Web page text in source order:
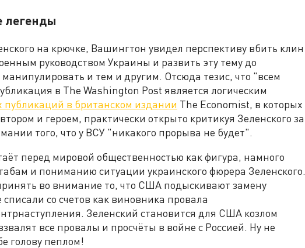
легенды
на крючке, Вашингтон увидел перспективу вбить клин
руководством Украины и развить эту тему до
и тем и другим. Отсюда тезис, что "всем
в The Washington Post является логическим
публикаций в британском издании The Economist, в которых
и героем, практически открыто критикуя Зеленского за
того, что у ВСУ "никакого прорыва не будет".
перед мировой общественностью как фигура, намного
и пониманию ситуации украинского фюрера Зеленского.
во внимание то, что США подыскивают замену
списали со счетов как виновника провала
Зеленский становится для США козлом
все провалы и просчёты в войне с Россией. Ну не
голову пеплом!